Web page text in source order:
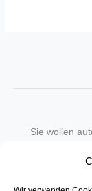
Sie wollen
in